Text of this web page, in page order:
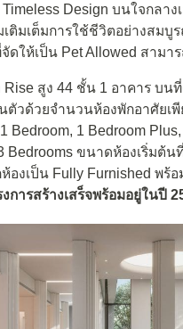
Timeless Design บนใจกลาง
เติมเต็มการใช้ชีวิตอย่างสม
ดให้เป็น Pet Allowed สามา
Rise สูง 44 ชั้น 1 อาคาร บน
ตัวด้วยจำนวนห้องพักอาศัยเ
Bedroom, 1 Bedroom
Bedrooms ขนาดห้องเริ่มต้น
องเป็น Fully Furnished พร้
งการสร้างเสร็จพร้อมอยู่ในปี